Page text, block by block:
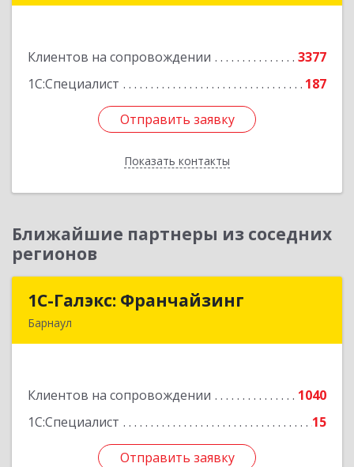
Клиентов на сопровождении
3377
1С:Специалист
187
Отправить заявку
Показать контакты
Отправить заявку
Назад
Ближайшие партнеры из соседних
регионов
1С-Галэкс: Франчайзинг
Барнаул
Клиентов на сопровождении
1040
1С:Специалист
15
Отправить заявку
1С-Галэкс: Франчайзинг
Подробнее
Отправить заявку